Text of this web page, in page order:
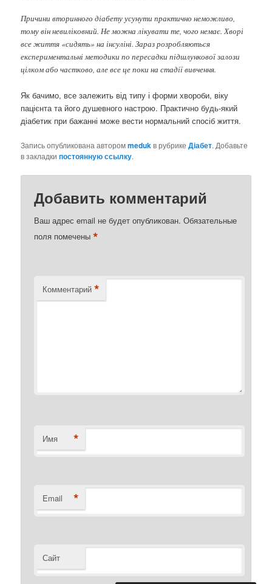
Причини вторинного діабету усунути практично неможливо,
тому він невиліковний. Не можна лікувати те, чого немає. Хворі
все життя «сидять» на інсуліні. Зараз розробляються
експериментальні методики по пересадки підшлункової залози
цілком або частково, але все це поки на стадії вивчення.
Як бачимо, все залежить від типу і форми хвороби, віку
пацієнта та його душевного настрою. Практично будь-який
діабетик при бажанні може вести нормальний спосіб життя.
Запись опубликована авторомmedukв рубрикеДіабет. Добавьте
в закладкипостоянную ссылку.
Добавить комментарий
Ваш адрес email не будет опубликован. Обязательные
поля помечены*
Комментарий *
Имя *
Email *
Сайт